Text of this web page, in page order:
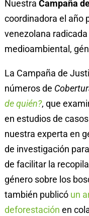
NuestraCampaña
coordinadora el año
venezolana
medioambiental,
La Campaña de
números de
de quién?, que
en estudios de
nuestra experta en
de investigación
de facilitar la
género sobre los
también publicó un
deforestación en